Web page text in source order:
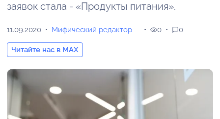
заявок стала - «Продукты питания».
11.09.2020 Мифический редактор
Читайте нас в MAX
0 0